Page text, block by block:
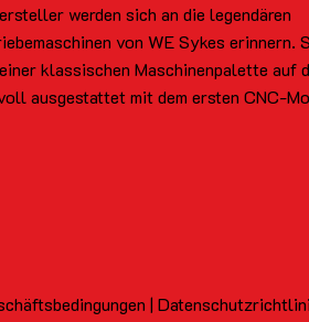
werden sich an die legendären
von WE Sykes erinnern.
klassischen Maschinenpalette auf
ausgestattet mit dem ersten CNC-
|